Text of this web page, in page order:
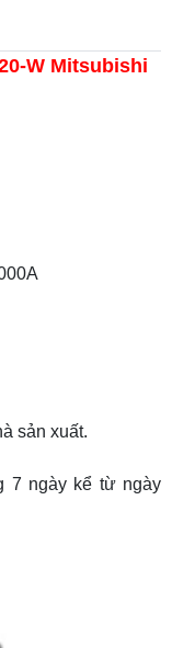
W Mitsubishi
sản xuất.
7 ngày kể từ ngày